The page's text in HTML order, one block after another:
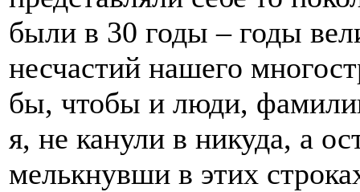
были в 30 годы – годы
несчастий нашего
бы, чтобы и люди,
я, не канули в никуда, а
мелькнувши в этих